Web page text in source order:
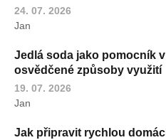
24. 07. 2026
Jan
Jedlá soda jako pomocník
osvědčené způsoby využití
19. 07. 2026
Jan
Jak připravit rychlou